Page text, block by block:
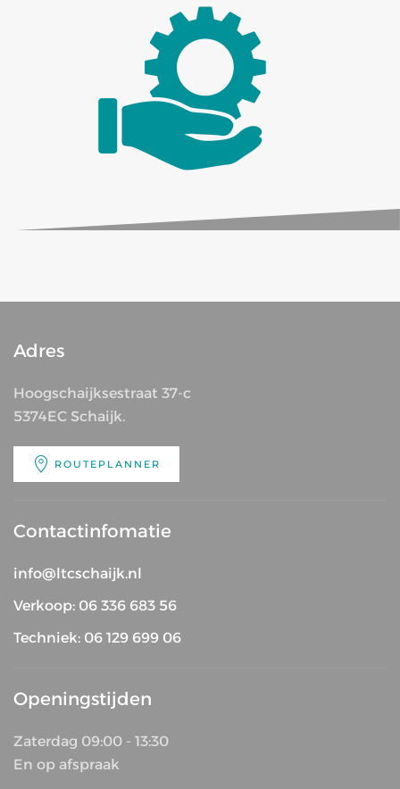
Adres
Hoogschaijksestraat 37-c
5374EC Schaijk.
ROUTEPLANNER
Contactinfomatie
info@ltcschaijk.nl
Verkoop: 06 336 683 56
Techniek: 06 129 699 06
Openingstijden
Zaterdag 09:00 - 13:30
En op afspraak